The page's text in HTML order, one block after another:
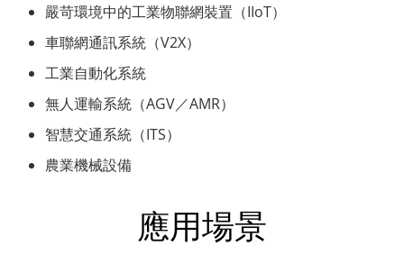
嚴苛環境中的工業物聯網裝置（IIoT）
車聯網通訊系統（V2X）
工業自動化系統
無人運輸系統（AGV／AMR）
智慧交通系統（ITS）
農業機械設備
應用場景